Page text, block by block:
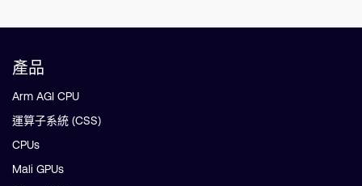
產品
Arm AGI CPU
運算子系統 (CSS)
CPUs
Mali GPUs